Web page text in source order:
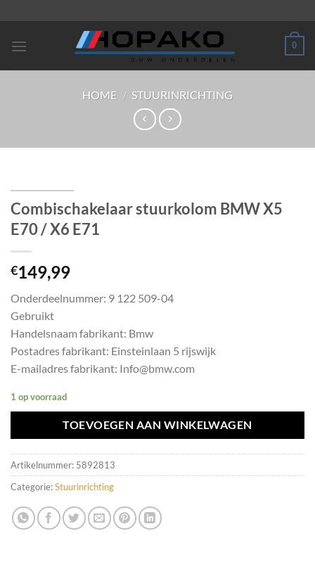
inhoud
0
HOME / STUURINRICHTING
Combischakelaar stuurkolom BMW X5
E70 / X6 E71
€149,99
Onderdeelnummer: 9 122 509-04
Gebruikt
Handelsnaam fabrikant: Bmw
Postadres fabrikant: Einsteinlaan 5 rijswijk
E-mailadres fabrikant: Info@bmw.com
1 op voorraad
TOEVOEGEN AAN WINKELWAGEN
Artikelnummer: 5892813
Categorie:Stuurinrichting